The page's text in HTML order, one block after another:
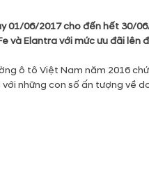
01/06/2017 cho đến hết 30/
và Elantra với mức ưu đãi lên
ô tô Việt Nam năm 2016
những con số ấn tượng về